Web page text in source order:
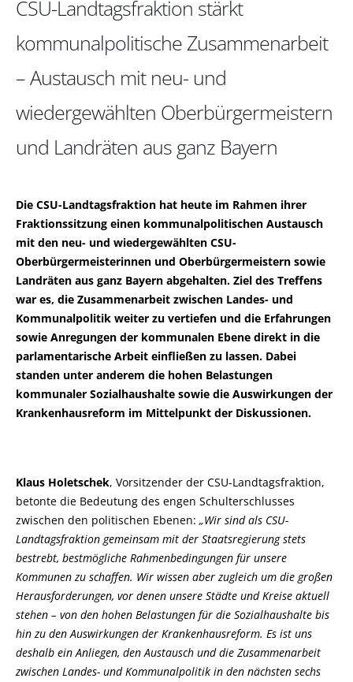
CSU-Landtagsfraktion stärkt
kommunalpolitische Zusammenarbeit
– Austausch mit neu- und
wiedergewählten Oberbürgermeistern
und Landräten aus ganz Bayern
Die CSU-Landtagsfraktion hat heute im Rahmen ihrer
Fraktionssitzung einen kommunalpolitischen Austausch
mit den neu- und wiedergewählten CSU-
Oberbürgermeisterinnen und Oberbürgermeistern sowie
Landräten aus ganz Bayern abgehalten. Ziel des Treffens
war es, die Zusammenarbeit zwischen Landes- und
Kommunalpolitik weiter zu vertiefen und die Erfahrungen
sowie Anregungen der kommunalen Ebene direkt in die
parlamentarische Arbeit einfließen zu lassen. Dabei
standen unter anderem die hohen Belastungen
kommunaler Sozialhaushalte sowie die Auswirkungen der
Krankenhausreform im Mittelpunkt der Diskussionen.
Klaus Holetschek, Vorsitzender der CSU-Landtagsfraktion,
betonte die Bedeutung des engen Schulterschlusses
zwischen den politischen Ebenen: Wir sind als CSU-
Landtagsfraktion gemeinsam mit der Staatsregierung stets
bestrebt, bestmögliche Rahmenbedingungen für unsere
Kommunen zu schaffen. Wir wissen aber zugleich um die großen
Herausforderungen, vor denen unsere Städte und Kreise aktuell
stehen – von den hohen Belastungen für die Sozialhaushalte bis
hin zu den Auswirkungen der Krankenhausreform. Es ist uns
deshalb ein Anliegen, den Austausch und die Zusammenarbeit
zwischen Landes- und Kommunalpolitik in den nächsten sechs